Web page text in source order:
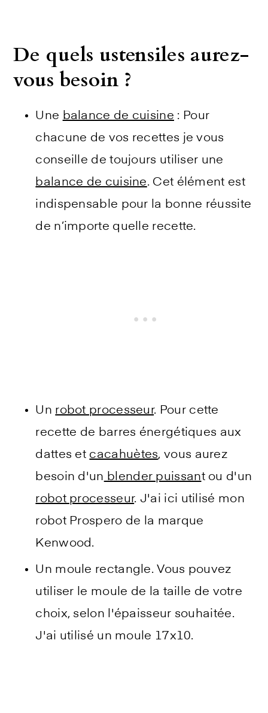
De quels ustensiles aurez-
vous besoin ?
Une balance de cuisine : Pour
chacune de vos recettes je vous
conseille de toujours utiliser une
balance de cuisine. Cet élément est
indispensable pour la bonne réussite
de n’importe quelle recette.
Un robot processeur. Pour cette
recette de barres énergétiques aux
dattes et cacahuètes, vous aurez
besoin d'un blender puissant ou d'un
robot processeur. J'ai ici utilisé mon
robot Prospero de la marque
Kenwood.
Un moule rectangle. Vous pouvez
utiliser le moule de la taille de votre
choix, selon l'épaisseur souhaitée.
J'ai utilisé un moule 17x10.